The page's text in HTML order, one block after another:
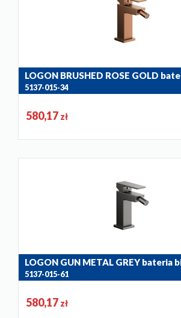
LOGON BRUSHED ROSE GOLD
5137-015-34
580,17 zł
LOGON GUN METAL GREY bateria
5137-015-61
580,17 zł